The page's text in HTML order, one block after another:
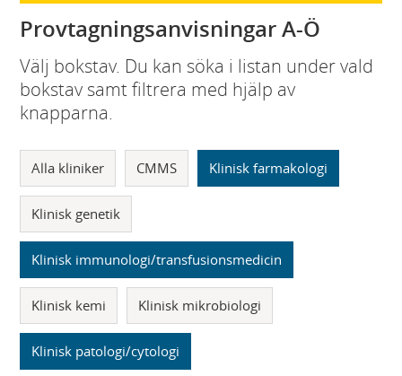
Provtagningsanvisningar A-Ö
Välj bokstav. Du kan söka i listan under vald
bokstav samt filtrera med hjälp av
knapparna.
Alla kliniker CMMS Klinisk farmakologi
Klinisk genetik
Klinisk immunologi/transfusionsmedicin
Klinisk kemi Klinisk mikrobiologi
Klinisk patologi/cytologi